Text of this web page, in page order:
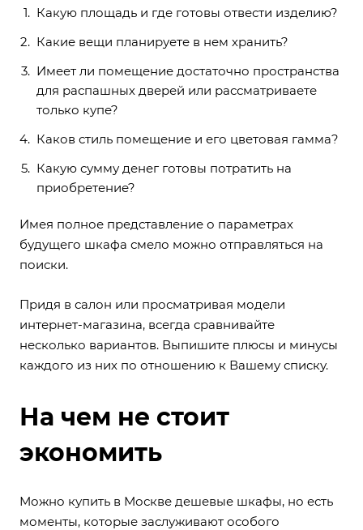
Какую площадь и где готовы отвести изделию?
Какие вещи планируете в нем хранить?
Имеет ли помещение достаточно пространства
для распашных дверей или рассматриваете
только купе?
Каков стиль помещение и его цветовая гамма?
Какую сумму денег готовы потратить на
приобретение?
Имея полное представление о параметрах
будущего шкафа смело можно отправляться на
поиски.
Придя в салон или просматривая модели
интернет-магазина, всегда сравнивайте
несколько вариантов. Выпишите плюсы и минусы
каждого из них по отношению к Вашему списку.
На чем не стоит
экономить
Можно купить в Москве дешевые шкафы, но есть
моменты, которые заслуживают особого